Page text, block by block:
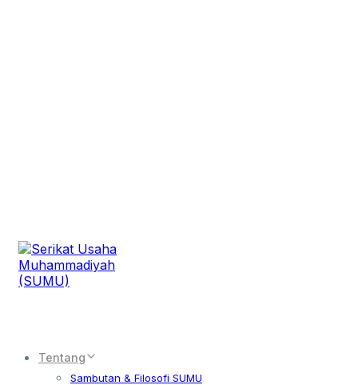
Tentang
Sambutan & Filosofi SUMU